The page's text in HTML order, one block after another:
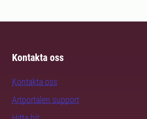
Kontakta oss
Kontakta oss
Artportalen support